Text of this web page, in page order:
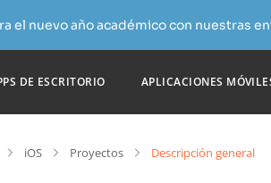
el nuevo año académico con nuestras
DE ESCRITORIO APLICACIONES
iOS Proyectos Descripción general